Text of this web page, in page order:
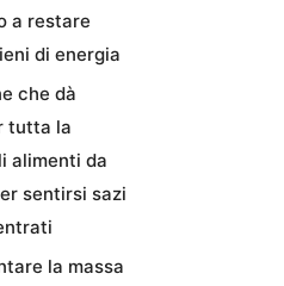
a restare
di energia
che dà
tutta la
alimenti da
sentirsi sazi
la massa